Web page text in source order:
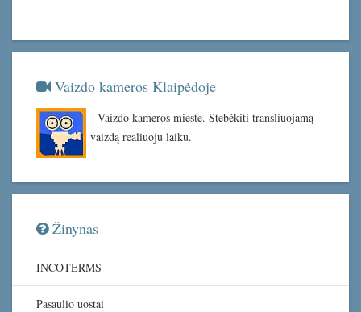
Vaizdo kameros Klaipėdoje
Vaizdo kameros mieste. Stebėkiti transliuojamą
vaizdą realiuoju laiku.
Žinynas
INCOTERMS
Pasaulio uostai